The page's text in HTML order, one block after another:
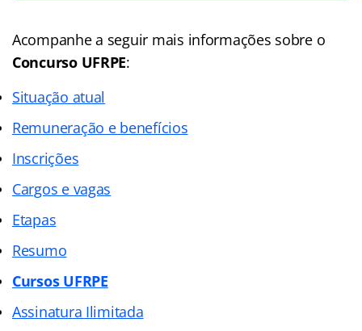
Acompanhe a seguir mais informações sobre o
Concurso UFRPE:
Situação atual
Remuneração e benefícios
Inscrições
Cargos e vagas
Etapas
Resumo
Cursos UFRPE
Assinatura Ilimitada